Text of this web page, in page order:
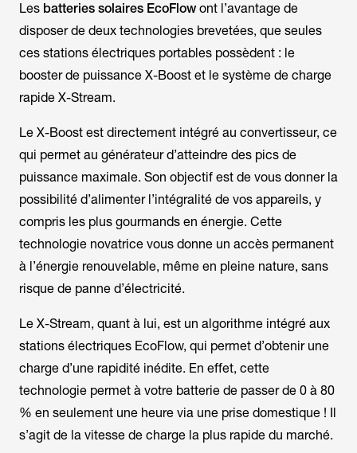
Les batteries solaires EcoFlow ont l’avantage de
disposer de deux technologies brevetées, que seules
ces stations électriques portables possèdent : le
booster de puissance X-Boost et le système de charge
rapide X-Stream.
Le X-Boost est directement intégré au convertisseur, ce
qui permet au générateur d’atteindre des pics de
puissance maximale. Son objectif est de vous donner la
possibilité d’alimenter l’intégralité de vos appareils, y
compris les plus gourmands en énergie. Cette
technologie novatrice vous donne un accès permanent
à l’énergie renouvelable, même en pleine nature, sans
risque de panne d’électricité.
Le X-Stream, quant à lui, est un algorithme intégré aux
stations électriques EcoFlow, qui permet d’obtenir une
charge d’une rapidité inédite. En effet, cette
technologie permet à votre batterie de passer de 0 à 80
% en seulement une heure via une prise domestique ! Il
s’agit de la vitesse de charge la plus rapide du marché.